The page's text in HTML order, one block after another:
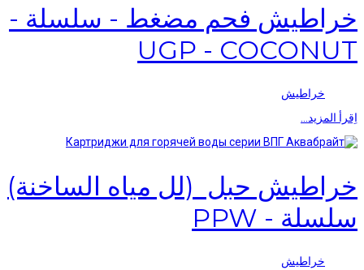
خراطيش فحم مضغط - سلسلة -
UGP - COCONUT
خراطيش
اِقرأ المزيد…
خراطيش حبل (لل مياه الساخنة)
سلسلة - PPW
خراطيش